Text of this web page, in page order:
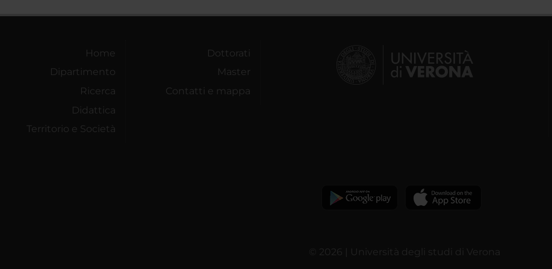
Home
Dipartimento
Ricerca
Didattica
Territorio e Società
Dottorati
Master
Contatti e mappa
© 2026 | Università degli studi di Verona